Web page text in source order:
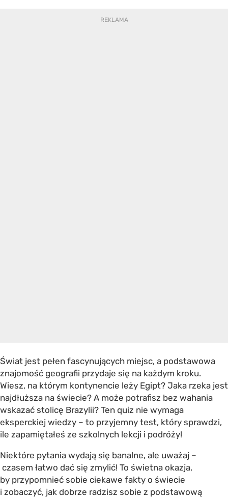
Świat jest pełen fascynujących miejsc, a podstawowa
znajomość geografii przydaje się na każdym kroku.
Wiesz, na którym kontynencie leży Egipt? Jaka rzeka jest
najdłuższa na świecie? A może potrafisz bez wahania
wskazać stolicę Brazylii? Ten quiz nie wymaga
eksperckiej wiedzy – to przyjemny test, który sprawdzi,
ile zapamiętałeś ze szkolnych lekcji i podróży!
Niektóre pytania wydają się banalne, ale uważaj –
czasem łatwo dać się zmylić! To świetna okazja,
by przypomnieć sobie ciekawe fakty o świecie
i zobaczyć, jak dobrze radzisz sobie z podstawową